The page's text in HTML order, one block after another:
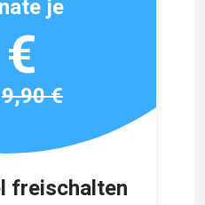
freischalten
je
9,90 €